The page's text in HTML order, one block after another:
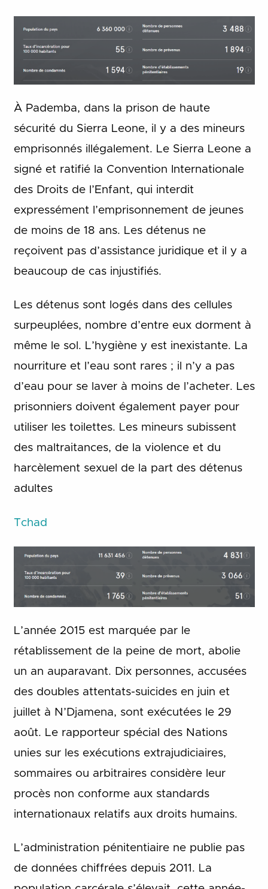
À Pademba, dans la prison de haute
sécurité du Sierra Leone, il y a des mineurs
emprisonnés illégalement. Le Sierra Leone a
signé et ratifié la Convention Internationale
des Droits de l’Enfant, qui interdit
expressément l’emprisonnement de jeunes
de moins de 18 ans. Les détenus ne
reçoivent pas d’assistance juridique et il y a
beaucoup de cas injustifiés.
Les détenus sont logés dans des cellules
surpeuplées, nombre d’entre eux dorment à
même le sol. L’hygiène y est inexistante. La
nourriture et l’eau sont rares ; il n’y a pas
d’eau pour se laver à moins de l’acheter. Les
prisonniers doivent également payer pour
utiliser les toilettes. Les mineurs subissent
des maltraitances, de la violence et du
harcèlement sexuel de la part des détenus
adultes
Tchad
L’année 2015 est marquée par le
rétablissement de la peine de mort, abolie
un an auparavant. Dix personnes, accusées
des doubles attentats-suicides en juin et
juillet à N’Djamena, sont exécutées le 29
août. Le rapporteur spécial des Nations
unies sur les exécutions extrajudiciaires,
sommaires ou arbitraires considère leur
procès non conforme aux standards
internationaux relatifs aux droits humains.
L’administration pénitentiaire ne publie pas
de données chiffrées depuis 2011. La